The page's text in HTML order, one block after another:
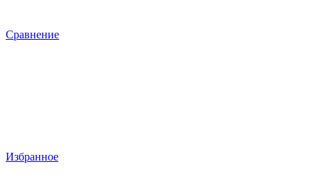
Сравнение
Избранное